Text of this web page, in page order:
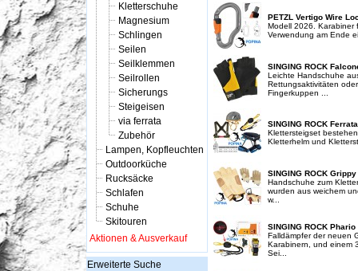
Kletterschuhe
Magnesium
Schlingen
Seilen
Seilklemmen
Seilrollen
Sicherungs
Steigeisen
via ferrata
Zubehör
Lampen, Kopfleuchten
Outdoorküche
Rucksäcke
Schlafen
Schuhe
Skitouren
Aktionen & Ausverkauf
Erweiterte Suche
PETZL Vertigo Wire
Modell 2026. Karabiner
Verwendung am Ende
SINGING ROCK
Leichte Handschuhe
Rettungsaktivitäten
Fingerkuppen ...
SINGING ROCK
Klettersteigset
Kletterhelm und
SINGING ROCK Grippy
Handschuhe zum
wurden aus weichem
w...
SINGING ROCK Phario
Falldämpfer der neuen
Karabinern, und einem
Sei...